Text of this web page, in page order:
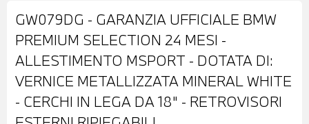
GW079DG - GARANZIA UFFICIALE BMW
PREMIUM SELECTION 24 MESI -
ALLESTIMENTO MSPORT - DOTATA DI:
VERNICE METALLIZZATA MINERAL WHITE
- CERCHI IN LEGA DA 18" - RETROVISORI